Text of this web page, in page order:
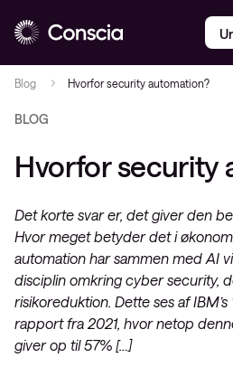
Blog Hvorfor security automation?
BLOG
Hvorfor security
Det korte svar er, det giver den
Hvor meget betyder det i
automation har sammen med AI
disciplin omkring cyber security,
risikoreduktion. Dette ses af IBM’s
rapport fra 2021, hvor netop
giver op til 57% […]